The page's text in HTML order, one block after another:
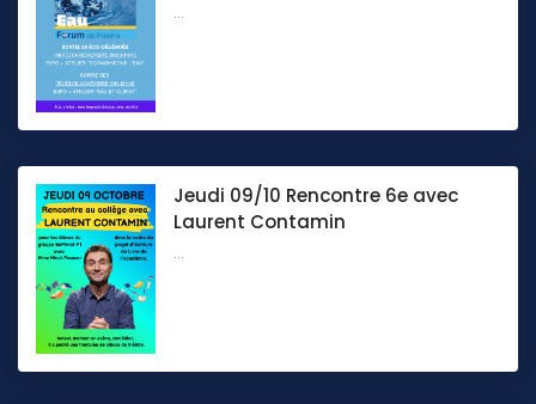
...
Jeudi 09/10 Rencontre 6e avec
Laurent Contamin
...